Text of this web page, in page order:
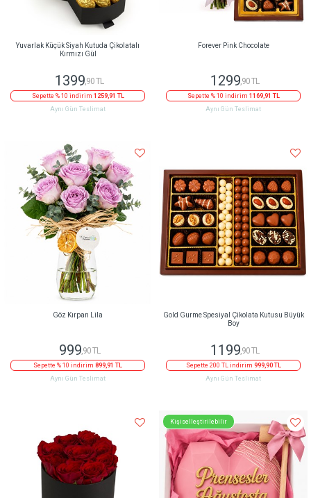
Yuvarlak Küçük Siyah Kutuda Çikolatalı
Kırmızı Gül
1399,90 TL
Sepette % 10 indirim 1259,91 TL
Aynı Gün Teslimat
Forever Pink Chocolate
1299,90 TL
Sepette % 10 indirim 1169,91 TL
Aynı Gün Teslimat
Göz Kırpan Lila
999,90 TL
Sepette % 10 indirim 899,91 TL
Aynı Gün Teslimat
Gold Gurme Spesiyal Çikolata Kutusu Büyük
Boy
1199,90 TL
Sepette 200 TL indirim 999,90 TL
Aynı Gün Teslimat
Kişiselleştirilebilir